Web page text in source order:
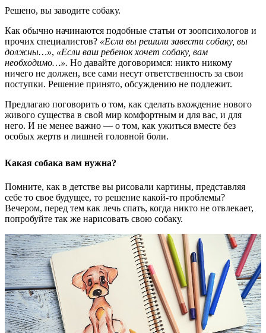
Решено, вы заводите собаку.
Как обычно начинаются подобные статьи от зоопсихологов и
прочих специалистов? «Если вы решили завести собаку, вы
должны…», «Если ваш ребенок хочет собаку, вам
необходимо…». Но давайте договоримся: никто никому
ничего не должен, все сами несут ответственность за свои
поступки. Решение принято, обсуждению не подлежит.
Предлагаю поговорить о том, как сделать вхождение нового
живого существа в свой мир комфортным и для вас, и для
него. И не менее важно — о том, как ужиться вместе без
особых жертв и лишней головной боли.
Какая собака вам нужна?
Помните, как в детстве вы рисовали картины, представляя
себе то свое будущее, то решение какой-то проблемы?
Вечером, перед тем как лечь спать, когда никто не отвлекает,
попробуйте так же нарисовать свою собаку.